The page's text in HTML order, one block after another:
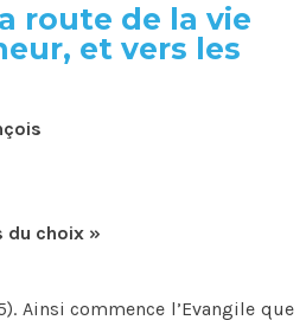
route de la vie
et vers les
du choix »
Ainsi commence l’Evangile que